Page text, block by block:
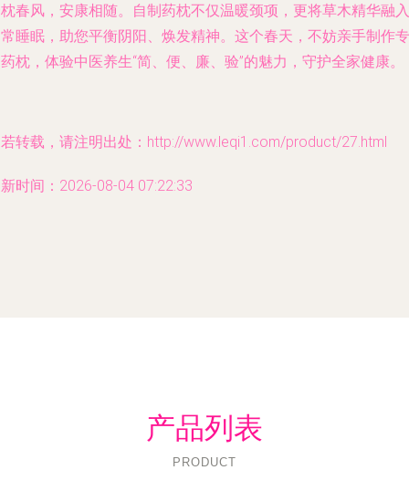
春风，安康相随。自制药枕不仅温暖颈项，更将草木精华融入
睡眠，助您平衡阴阳、焕发精神。这个春天，不妨亲手制作专
枕，体验中医养生“简、便、廉、验”的魅力，守护全家健康。
转载，请注明出处：http://www.leqi1.com/product/27.html
时间：2026-08-04 07:22:33
产品列表
PRODUCT